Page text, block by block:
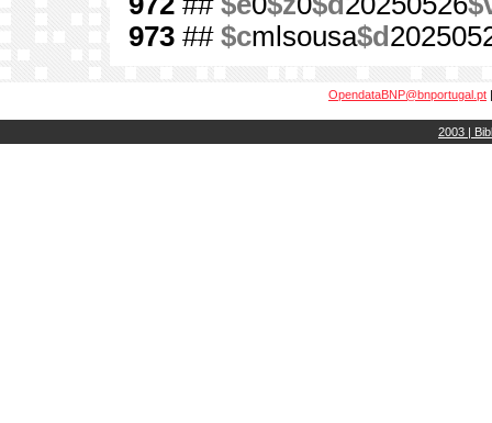
973 ## $cmlsousa$d
OpendataBNP@bnportugal.pt
2003 |